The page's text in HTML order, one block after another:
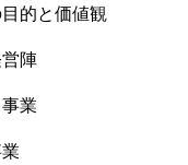
的と価値観
陣
業